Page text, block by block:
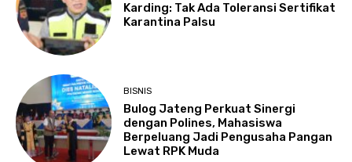
Karding: Tak Ada Toleransi Sertifikat
Karantina Palsu
BISNIS
Bulog Jateng Perkuat Sinergi
dengan Polines, Mahasiswa
Berpeluang Jadi Pengusaha Pangan
Lewat RPK Muda